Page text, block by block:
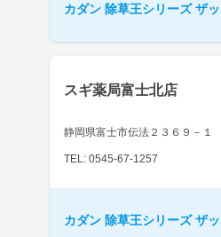
カダン 除草王シリーズ ザ
スギ薬局富士北店
静岡県富士市伝法２３６９－１
TEL: 0545-67-1257
カダン 除草王シリーズ ザ